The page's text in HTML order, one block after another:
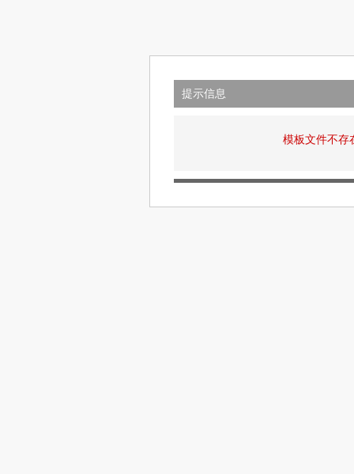
提示信息
模板文件不存